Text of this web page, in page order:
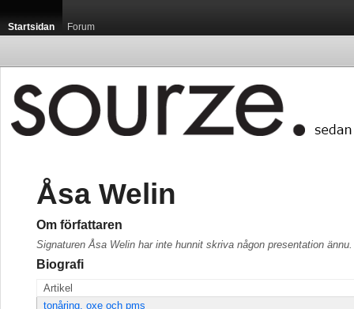
Startsidan Forum
Åsa Welin
Om författaren
Signaturen Åsa Welin har inte hunnit skriva någon presentation ännu.
Biografi
Artikel
tonåring, oxe och pms